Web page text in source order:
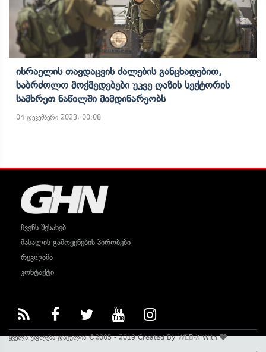
Ისრაელის Თავდაცვის Ძალების Განცხადებით,
Საბრძოლო Მოქმედებები Უკვე Ღაზის Სექტორის
Სამხრეთ Ნაწილში Მიმდინარეობს
04 დეკემბერი 2023, 00:08
ჩვენს შესახებ
მასალის გამოყენების პირობები
რეკლამა
კონტაქტი
ყველა უფლება დაცულია ©2005 - 2019 Created ByWEB-XWith